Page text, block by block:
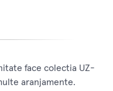
face colectia UZ-
aranjamente.